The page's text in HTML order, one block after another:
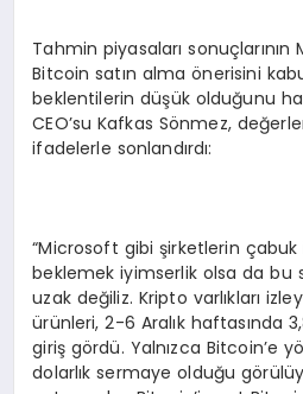
Tahmin piyasaları
Bitcoin satın alma önerisini
beklentilerin düşük olduğunu
CEO’su Kafkas Sönmez,
ifadelerle sonlandırdı:
“Microsoft gibi şirketlerin çabuk
beklemek iyimserlik olsa da bu
uzak değiliz. Kripto varlıkları
ürünleri, 2-6 Aralık haftasında
giriş gördü. Yalnızca Bitcoin’e
dolarlık sermaye olduğu